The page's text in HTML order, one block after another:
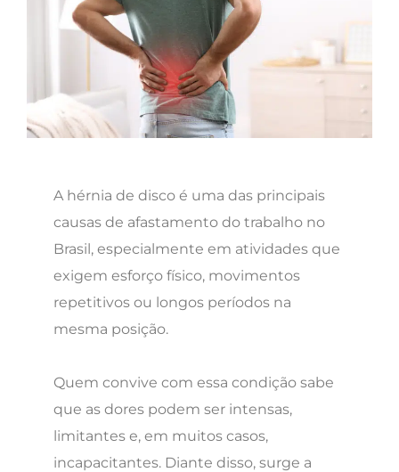
A hérnia de disco é uma das principais
causas de afastamento do trabalho no
Brasil, especialmente em atividades que
exigem esforço físico, movimentos
repetitivos ou longos períodos na
mesma posição.
Quem convive com essa condição sabe
que as dores podem ser intensas,
limitantes e, em muitos casos,
incapacitantes. Diante disso, surge a